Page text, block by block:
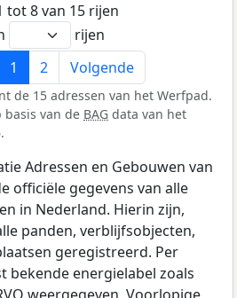
tot 8 van 15 rijen
rijen
1 2 Volgende
de 15 adressen van het Werfpad.
basis van de BAG data van het
Adressen en Gebouwen van
officiële gegevens van alle
in Nederland. Hierin zijn,
panden, verblijfsobjecten,
geregistreerd. Per
bekende energielabel zoals